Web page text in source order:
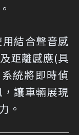
結合聲音感
距離感應(具
統將即時偵
讓車輛展現
。